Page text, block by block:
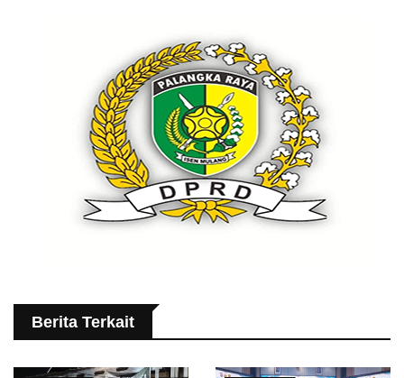
Berita Terkait